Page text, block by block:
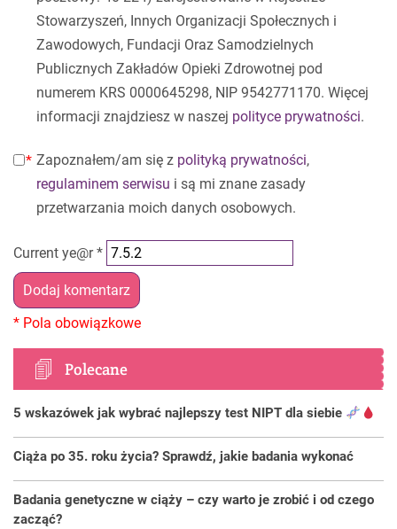
Stowarzyszeń, Innych Organizacji Społecznych i
Zawodowych, Fundacji Oraz Samodzielnych
Publicznych Zakładów Opieki Zdrowotnej pod
numerem KRS 0000645298, NIP 9542771170. Więcej
informacji znajdziesz w naszej polityce prywatności.
Zapoznałem/am się z polityką prywatności,
regulaminem serwisu i są mi znane zasady
przetwarzania moich danych osobowych.
Current ye@r*
Polecane
5 wskazówek jak wybrać najlepszy test NIPT dla siebie
Ciąża po 35. roku życia? Sprawdź, jakie badania wykonać
Badania genetyczne w ciąży – czy warto je zrobić i od czego
zacząć?